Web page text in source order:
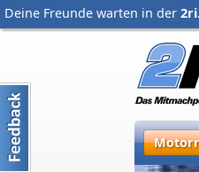
Deine Freunde warten in der